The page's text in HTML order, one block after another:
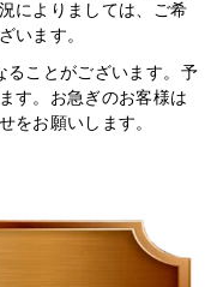
によりましては、ご希
います。
ることがございます。予
す。お急ぎのお客様は
をお願いします。